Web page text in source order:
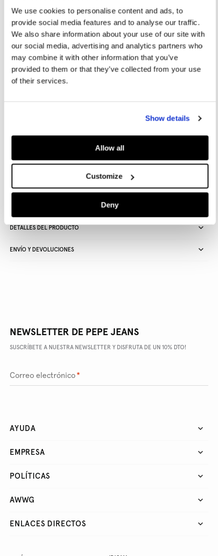
We use cookies to personalise content and ads, to
provide social media features and to analyse our traffic.
We also share information about your use of our site with
our social media, advertising and analytics partners who
may combine it with other information that you’ve
provided to them or that they’ve collected from your use
of their services.
Show details
Allow all
Customize
Deny
SELECCIONAR LONGITUD:
30
Talla modelo: 32Altura modelo:
Recogida gratuita en tienda
DETALLES DEL PRODUCTO
ENVÍO Y DEVOLUCIONES
NEWSLETTER DE PEPE JEANS
SUSCRÍBETE A NUESTRA NEWSLETTER Y DISFRUTA DE UN 10% DTO!
Correo electrónico*
AYUDA
EMPRESA
POLÍTICAS
AWWG
ENLACES DIRECTOS